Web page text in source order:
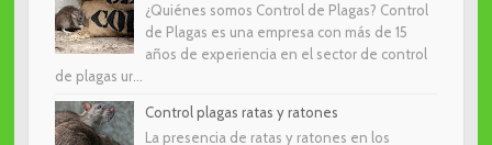
¿Quiénes somos Control de Plagas? Control
de Plagas es una empresa con más de 15
años de experiencia en el sector de control
de plagas ur...
Control plagas ratas y ratones
La presencia de ratas y ratones en los